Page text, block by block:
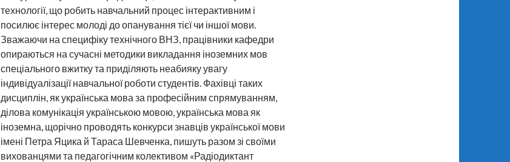
технології, що робить навчальний процес інтерактивним і
посилює інтерес молоді до опанування тієї чи іншої мови.
Зважаючи на специфіку технічного ВНЗ, працівники кафедри
опираються на сучасні методики викладання іноземних мов
спеціального вжитку та приділяють неабияку увагу
індивідуалізації навчальної роботи студентів. Фахівці таких
дисциплін, як українська мова за професійним спрямуванням,
ділова комунікація українською мовою, українська мова як
іноземна, щорічно проводять конкурси знавців української мови
імені Петра Яцика й Тараса Шевченка, пишуть разом зі своїми
вихованцями та педагогічним колективом «Радіодиктант